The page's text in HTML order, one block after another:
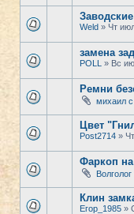
Заводские
Weld » Чт
замена
POLL » Вс
Ремни
михаил с
Цвет
Post2714 »
Фаркоп
Волголог
Клин
Егор_1985 »